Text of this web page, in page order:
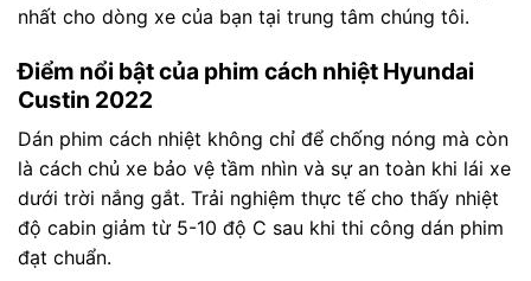
nhất cho dòng xe của bạn tại trung tâm chúng tôi.
Điểm nổi bật của phim cách nhiệt Hyundai
Custin 2022
Dán phim cách nhiệt không chỉ để chống nóng mà còn
là cách chủ xe bảo vệ tầm nhìn và sự an toàn khi lái xe
dưới trời nắng gắt. Trải nghiệm thực tế cho thấy nhiệt
độ cabin giảm từ 5-10 độ C sau khi thi công dán phim
đạt chuẩn.